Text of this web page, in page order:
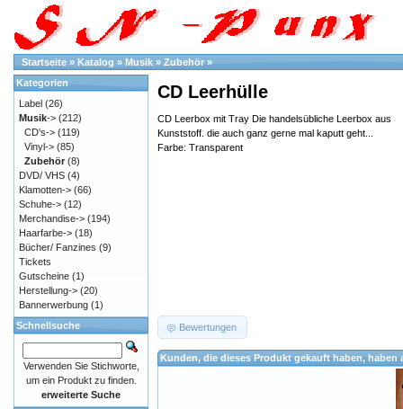
Startseite » Katalog » Musik » Zubehör »
CD Leerhülle
CD Leerbox mit Tray Die handelsübliche Leerbox aus
Kunststoff. die auch ganz gerne mal kaputt geht...
Farbe: Transparent
Bewertungen
Kunden, die dieses Produkt gekauft haben,
Kategorien
Label (26)
Musik-> (212)
CD's-> (119)
Vinyl-> (85)
Zubehör (8)
DVD/ VHS (4)
Klamotten-> (66)
Schuhe-> (12)
Merchandise-> (194)
Haarfarbe-> (18)
Bücher/ Fanzines (9)
Tickets
Gutscheine (1)
Herstellung-> (20)
Bannerwerbung (1)
Schnellsuche
Verwenden Sie Stichworte,
um ein Produkt zu finden.
erweiterte Suche